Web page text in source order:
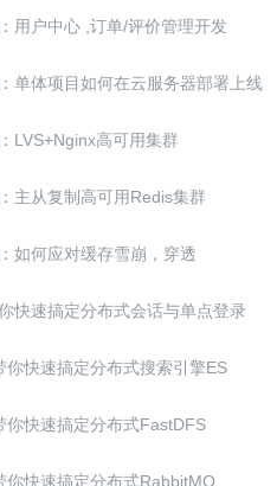
用户中心 ,订单/评价管理开发
单体项目如何在云服务器部署上线
LVS+Nginx高可用集群
主从复制高可用Redis集群
如何应对缓存雪崩，穿透
快速搞定分布式会话与单点登录
你快速搞定分布式搜索引擎ES
你快速搞定分布式FastDFS
你快速搞定分布式RabbitMQ